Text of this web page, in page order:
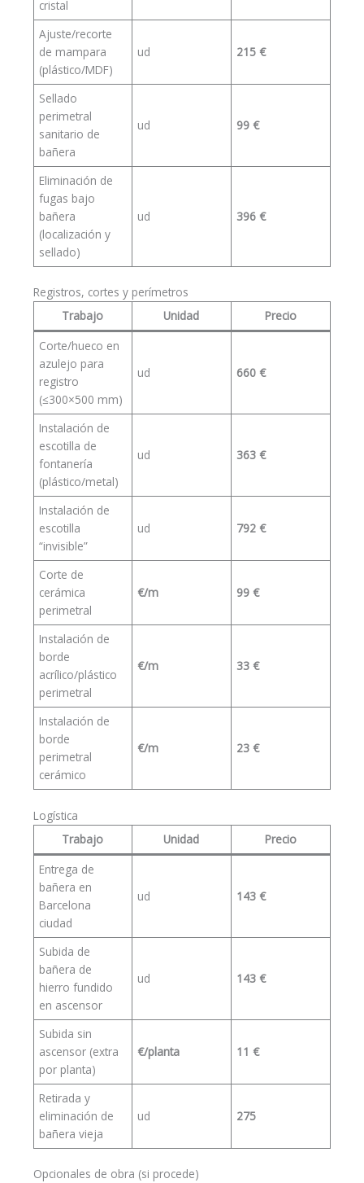
cristal
Ajuste/recorte
de mampara
(plástico/MDF)
ud 215 €
Sellado
perimetral
sanitario de
bañera
ud 99 €
Eliminación de
fugas bajo
bañera
(localización y
sellado)
ud 396 €
Registros, cortes y perímetros
Trabajo
Unidad
Precio
Corte/hueco en
azulejo para
registro
(≤300×500 mm)
ud 660 €
Instalación de
escotilla de
fontanería
(plástico/metal)
ud 363 €
Instalación de
escotilla
“invisible”
ud 792 €
Corte de
cerámica
perimetral
€/m 99 €
Instalación de
borde
acrílico/plástico
perimetral
€/m 33 €
Instalación de
borde
perimetral
cerámico
€/m 23 €
Logística
Trabajo
Unidad
Precio
Entrega de
bañera en
Barcelona
ciudad
ud 143 €
Subida de
bañera de
hierro fundido
en ascensor
ud 143 €
Subida sin
ascensor (extra
por planta)
€/planta 11 €
Retirada y
eliminación de
bañera vieja
ud 275
Opcionales de obra (si procede)